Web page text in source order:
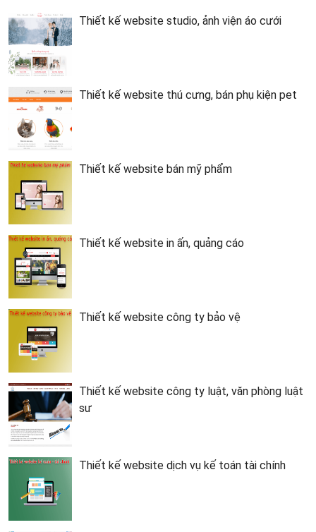
Thiết kế website studio, ảnh viện áo cưới
Thiết kế website thú cưng, bán phụ kiện pet
Thiết kế website bán mỹ phẩm
Thiết kế website in ấn, quảng cáo
Thiết kế website công ty bảo vệ
Thiết kế website công ty luật, văn phòng luật
sư
Thiết kế website dịch vụ kế toán tài chính